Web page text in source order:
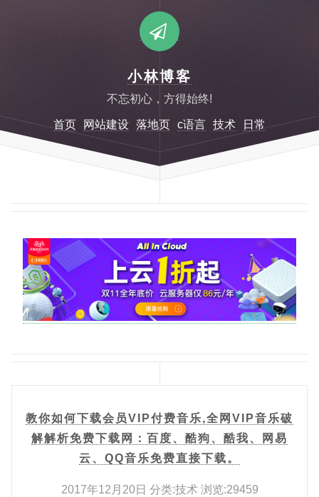
小林博客
不忘初心，方得始终!
首页 网站建设 落地页 c语言 技术 日常
教你如何下载会员VIP付费音乐,全网VIP音乐破
解解析免费下载网：百度、酷狗、酷我、网易
云、QQ音乐免费直接下载。
2017年12月20日 分类:技术 浏览:29459